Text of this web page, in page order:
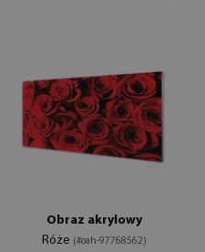
Obraz akrylowy
Róże (#oah-97768562)